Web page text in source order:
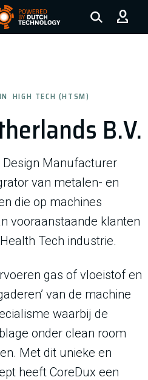
to the homepage
B.V.
HIGH TECH (HTSM)
Design Manufacturer
van metalen- en
die op machines
vooraanstaande klanten
Tech industrie.
gas of vloeistof en
van de machine
waarbij de
onder clean room
Met dit unieke en
heeft CoreDux een